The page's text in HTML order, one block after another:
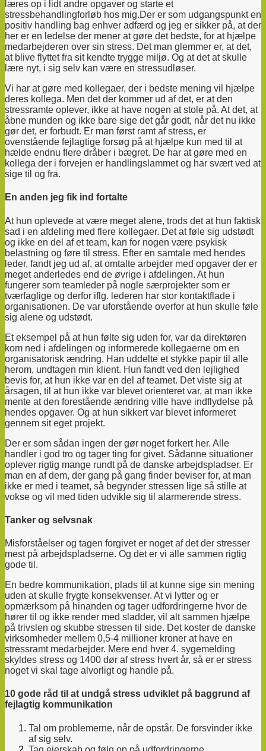
læres op i lidt andre opgaver og starte et
stressbehandlingforløb hos mig.Der er som udgangspunkt en
positiv handling bag enhver adfærd og jeg er sikker på, at der
her er en ledelse der mener at gøre det bedste, for at hjælpe
medarbejderen over sin stress. Det man glemmer er, at det,
at blive flyttet fra sit kendte trygge miljø. Og at det at skulle
lære nyt, i sig selv kan være en stressudløser.
Vi har at gøre med kollegaer, der i bedste mening vil hjælpe
deres kollega. Men det der kommer ud af det, er at den
stressramte oplever, ikke at have nogen at stole på. At det, at
åbne munden og ikke bare sige det går godt, når det nu ikke
gør det, er forbudt. Er man først ramt af stress, er
ovenstående fejlagtige forsøg på at hjælpe kun med til at
hælde endnu flere dråber i bægret. De har at gøre med en
kollega der i forvejen er handlingslammet og har svært ved at
sige til og fra.
En anden jeg fik ind fortalte
At hun oplevede at være meget alene, trods det at hun faktisk
sad i en afdeling med flere kollegaer. Det at føle sig udstødt
og ikke en del af et team, kan for nogen være psykisk
belastning og føre til stress. Efter en samtale med hendes
leder, fandt jeg ud af, at omtalte arbejder med opgaver der er
meget anderledes end de øvrige i afdelingen. At hun
fungerer som teamleder på nogle særprojekter som er
tværfaglige og derfor iflg. lederen har stor kontaktflade i
organisationen. De var uforstående overfor at hun skulle føle
sig alene og udstødt.
Et eksempel på at hun følte sig uden for, var da direktøren
kom ned i afdelingen og informerede kollegaerne om en
organisatorisk ændring. Han uddelte et stykke papir til alle
herom, undtagen min klient. Hun fandt ved den lejlighed
bevis for, at hun ikke var en del af teamet. Det viste sig at
årsagen, til at hun ikke var blevet orienteret var, at man ikke
mente at den forestående ændring ville have indflydelse på
hendes opgaver. Og at hun sikkert var blevet informeret
gennem sit eget projekt.
Der er som sådan ingen der gør noget forkert her. Alle
handler i god tro og tager ting for givet. Sådanne situationer
oplever rigtig mange rundt på de danske arbejdspladser. Er
man en af dem, der gang på gang finder beviser for, at man
ikke er med i teamet, så begynder stressen lige så stille at
vokse og vil med tiden udvikle sig til alarmerende stress.
Tanker og selvsnak
Misforståelser og tagen forgivet er noget af det der stresser
mest på arbejdspladserne. Og det er vi alle sammen rigtig
gode til.
En bedre kommunikation, plads til at kunne sige sin mening
uden at skulle frygte konsekvenser. At vi lytter og er
opmærksom på hinanden og tager udfordringerne hvor de
hører til og ikke render med sladder, vil alt sammen hjælpe
på trivslen og skubbe stressen til side. Det koster de danske
virksomheder mellem 0,5-4 millioner kroner at have en
stressramt medarbejder. Mere end hver 4. sygemelding
skyldes stress og 1400 dør af stress hvert år, så er er stress
noget vi skal tage alvorligt og handle på.
10 gode råd til at undgå stress udviklet på baggrund af
fejlagtig kommunikation
Tal om problemerne, når de opstår. De forsvinder ikke
af sig selv.